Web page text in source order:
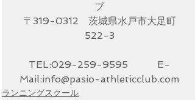
ブ
〒319-0312　茨城県水戸市大足町
522-3
TEL:029-259-9595　　　E-
Mail:info@pasio-athleticclub.com
ランニングスクール